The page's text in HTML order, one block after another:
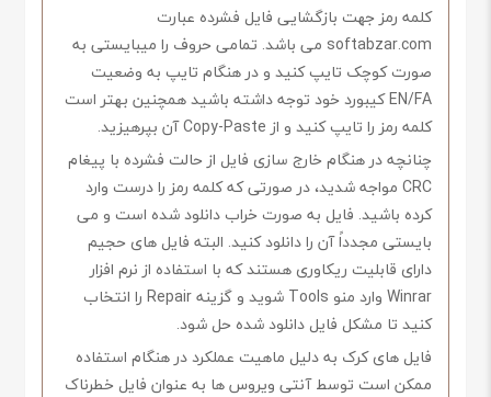
کلمه رمز جهت بازگشایی فایل فشرده عبارت
softabzar.com می باشد. تمامی حروف را میبایستی به
صورت کوچک تایپ کنید و در هنگام تایپ به وضعیت
EN/FA کیبورد خود توجه داشته باشید همچنین بهتر است
کلمه رمز را تایپ کنید و از Copy-Paste آن بپرهیزید.
چنانچه در هنگام خارج سازی فایل از حالت فشرده با پیغام
CRC مواجه شدید، در صورتی که کلمه رمز را درست وارد
کرده باشید. فایل به صورت خراب دانلود شده است و می
بایستی مجدداً آن را دانلود کنید. البته فایل های حجیم
دارای قابلیت ریکاوری هستند که با استفاده از نرم افزار
Winrar وارد منو Tools شوید و گزینه Repair را انتخاب
کنید تا مشکل فایل دانلود شده حل شود.
فایل های کرک به دلیل ماهیت عملکرد در هنگام استفاده
ممکن است توسط آنتی ویروس ها به عنوان فایل خطرناک